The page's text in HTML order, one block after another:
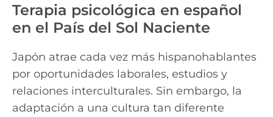
Terapia psicológica en español
en el País del Sol Naciente
Japón atrae cada vez más hispanohablantes
por oportunidades laborales, estudios y
relaciones interculturales. Sin embargo, la
adaptación a una cultura tan diferente